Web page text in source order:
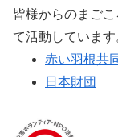
皆様からのまご
て活動しています
赤い羽根共
日本財団